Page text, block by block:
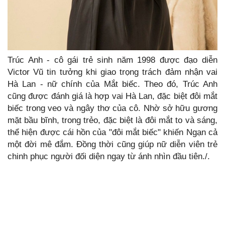
Trúc Anh - cô gái trẻ sinh năm 1998 được đạo diễn
Victor Vũ tin tưởng khi giao trọng trách đảm nhận vai
Hà Lan - nữ chính của Mắt biếc. Theo đó, Trúc Anh
cũng được đánh giá là hợp vai Hà Lan, đặc biệt đôi mắt
biếc trong veo và ngây thơ của cô. Nhờ sở hữu gương
mặt bầu bĩnh, trong trẻo, đặc biệt là đôi mắt to và sáng,
thể hiện được cái hồn của "đôi mắt biếc" khiến Ngạn cả
một đời mê đắm. Đồng thời cũng giúp nữ diễn viên trẻ
chinh phục người đối diện ngay từ ánh nhìn đầu tiên./.